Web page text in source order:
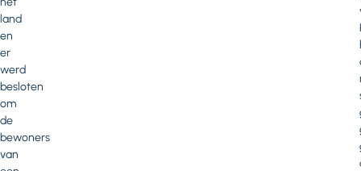
land
en
er
werd
besloten
om
de
bewoners
van